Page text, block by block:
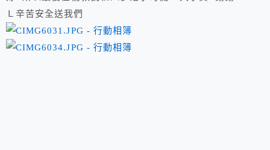
Ｌ辛苦安全送我們